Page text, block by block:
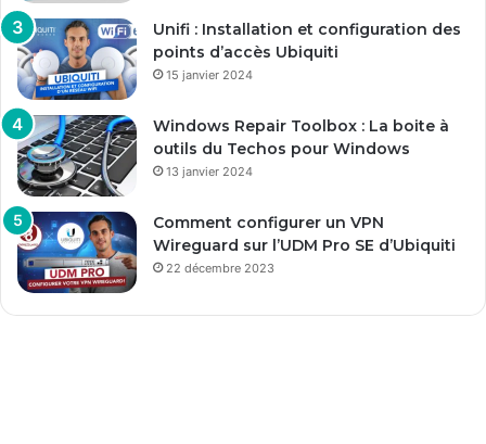
Unifi : Installation et configuration des
points d’accès Ubiquiti
15 janvier 2024
Windows Repair Toolbox : La boite à
outils du Techos pour Windows
13 janvier 2024
Comment configurer un VPN
Wireguard sur l’UDM Pro SE d’Ubiquiti
22 décembre 2023